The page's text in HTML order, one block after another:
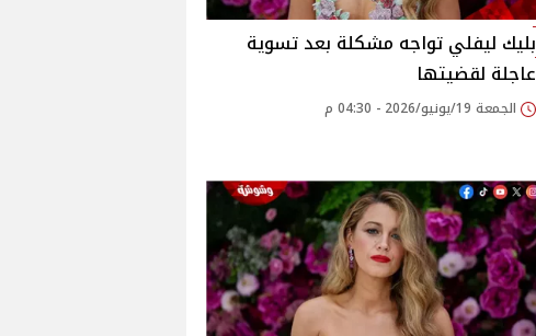
بليك ليفلي تواجه مشكلة بعد تسوية
عاجلة لقضيتها
الجمعة 19/يونيو/2026 - 04:30 م